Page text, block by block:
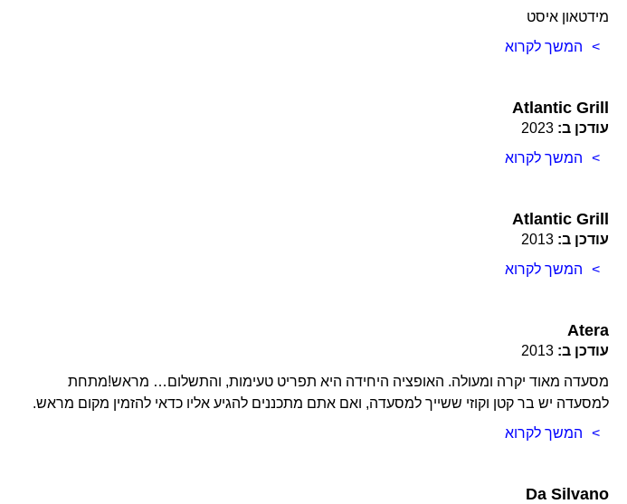
מידטאון איסט
המשך לקרוא
Atlantic Grill
עודכן ב: 2023
המשך לקרוא
Atlantic Grill
עודכן ב: 2013
המשך לקרוא
Atera
עודכן ב: 2013
מסעדה מאוד יקרה ומעולה. האופציה היחידה היא תפריט טעימות, והתשלום… מראש!מתחת
למסעדה יש בר קטן וקוזי ששייך למסעדה, ואם אתם מתכננים להגיע אליו כדאי להזמין מקום מראש.
המשך לקרוא
Da Silvano